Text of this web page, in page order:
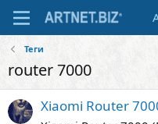
Теги
router 7000
Xiaomi Router